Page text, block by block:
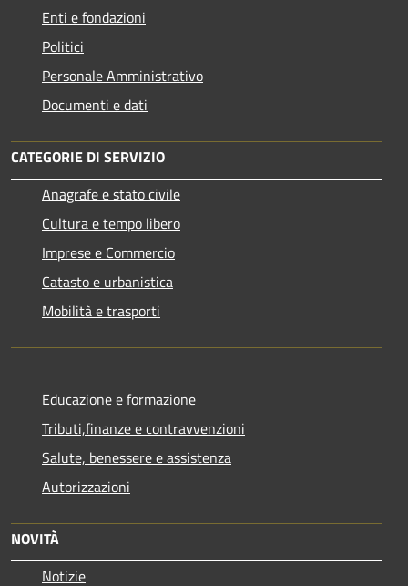
Enti e fondazioni
Politici
Personale Amministrativo
Documenti e dati
CATEGORIE DI SERVIZIO
Anagrafe e stato civile
Cultura e tempo libero
Imprese e Commercio
Catasto e urbanistica
Mobilità e trasporti
Educazione e formazione
Tributi,finanze e contravvenzioni
Salute, benessere e assistenza
Autorizzazioni
NOVITÀ
Notizie